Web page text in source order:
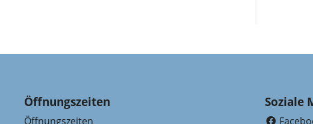
Öffnungszeiten
Öffnungszeiten
Soziale